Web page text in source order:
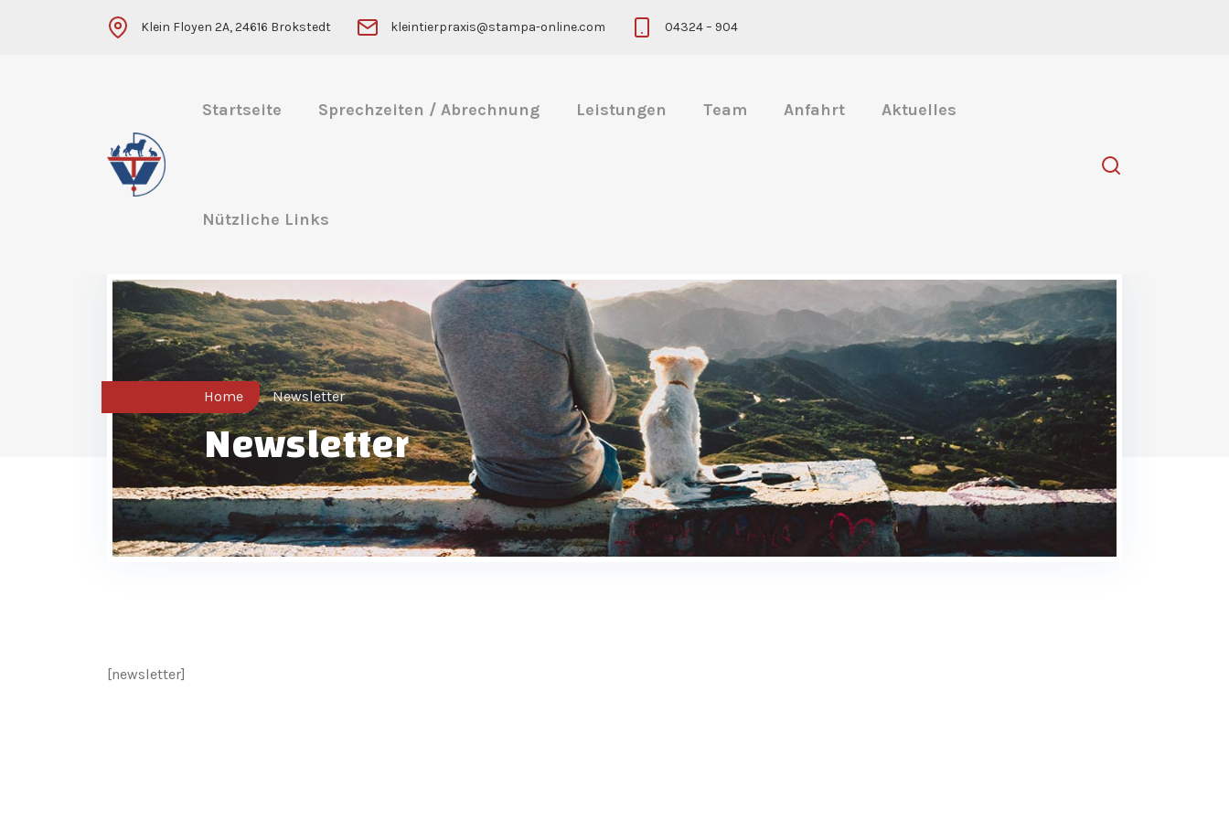
Klein Floyen 2A, 24616 Brokstedt kleintierpraxis@stampa-online.com 04324 – 904
Startseite Sprechzeiten / Abrechnung Leistungen Team Anfahrt Aktuelles
Nützliche Links
Home Newsletter
Newsletter
[newsletter]